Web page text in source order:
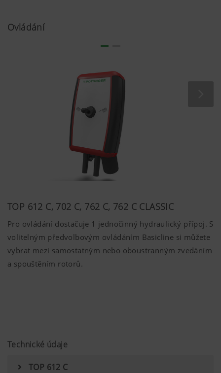
Ovládání
TOP 612 C, 702 C, 762 C, 762 C CLASSIC
Pro ovládání dostačuje 1 jednočinný hydraulický přípoj. S
volitelným předvolbovým ovládáním Basicline si můžete
vybrat mezi samostatným nebo oboustranným zvedáním
a spouštěním rotorů.
Technické údaje
TOP 612 C